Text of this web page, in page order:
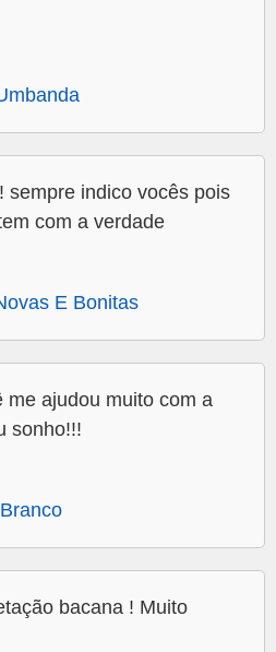
sempre indico vocês pois
com a verdade
E Bonitas
me ajudou muito com a
sonho!!!
bacana ! Muito